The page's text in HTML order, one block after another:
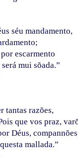
séu mandamento,
escarmento
será mui sõada.”
tantas razões,
que vos praz,
Déus,
mallada.”